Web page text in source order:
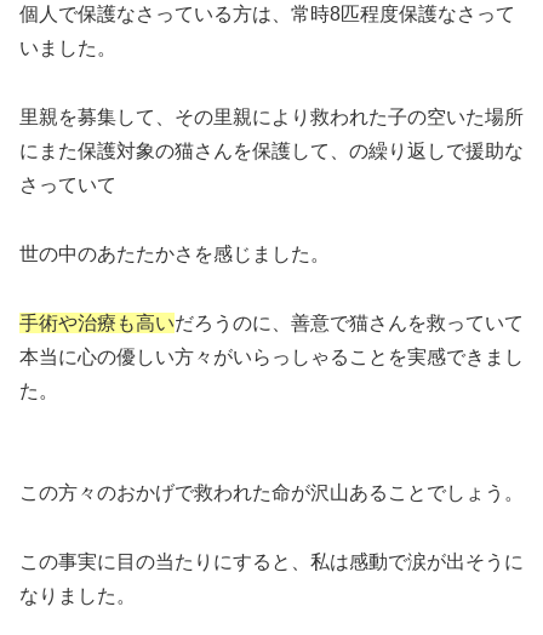
個人で保護なさっている方は、常時8匹程度保護なさって
いました。
里親を募集して、その里親により救われた子の空いた場所
にまた保護対象の猫さんを保護して、の繰り返しで援助な
さっていて
世の中のあたたかさを感じました。
手術や治療も高いだろうのに、善意で猫さんを救っていて
本当に心の優しい方々がいらっしゃることを実感できまし
た。
この方々のおかげで救われた命が沢山あることでしょう。
この事実に目の当たりにすると、私は感動で涙が出そうに
なりました。